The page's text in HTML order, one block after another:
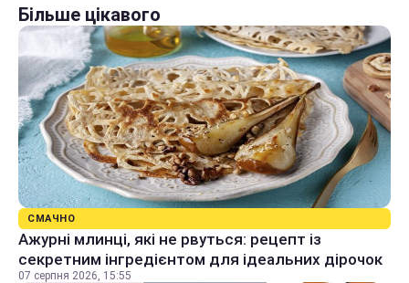
Більше цікавого
СМАЧНО
Ажурні млинці, які не рвуться: рецепт із
секретним інгредієнтом для ідеальних дірочок
07 серпня 2026, 15:55